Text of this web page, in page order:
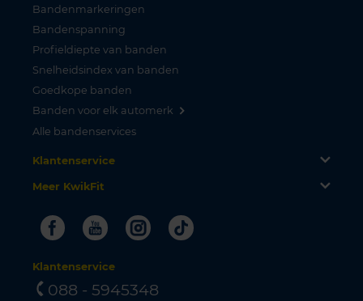
Bandenmarkeringen
Bandenspanning
Profieldiepte van banden
Snelheidsindex van banden
Goedkope banden
Banden voor elk automerk
Alle bandenservices
Klantenservice
Meer KwikFit
FacebookYoutubeInstagram
Tiktok
Klantenservice
088 - 5945348